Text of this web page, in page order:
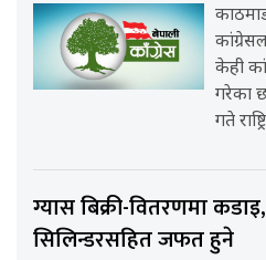
केही
गरेका
गते
ग्यास बिक्री-वितरणमा
सिलिन्डरसहित जफत हुने